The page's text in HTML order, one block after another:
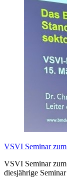
VSVI Seminar
VSVI Seminar
diesjährige